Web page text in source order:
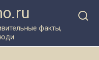
факты,